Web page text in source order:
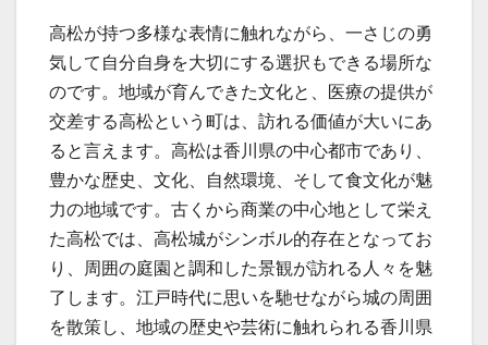
高松が持つ多様な表情に触れながら、一さじの勇
気して自分自身を大切にする選択もできる場所な
のです。地域が育んできた文化と、医療の提供が
交差する高松という町は、訪れる価値が大いにあ
ると言えます。高松は香川県の中心都市であり、
豊かな歴史、文化、自然環境、そして食文化が魅
力の地域です。古くから商業の中心地として栄え
た高松では、高松城がシンボル的存在となってお
り、周囲の庭園と調和した景観が訪れる人々を魅
了します。江戸時代に思いを馳せながら城の周囲
を散策し、地域の歴史や芸術に触れられる香川県